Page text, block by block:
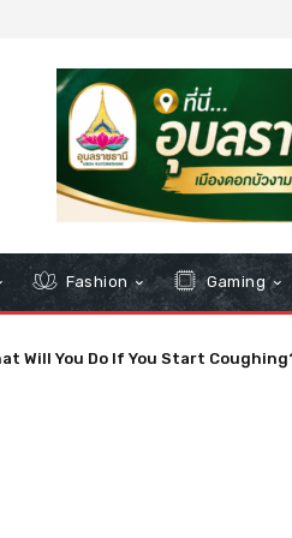
Fashion Gaming
and Worries About Precedent